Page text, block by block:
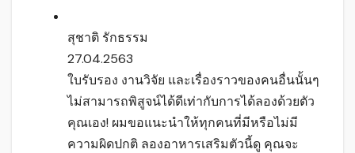
สุชาติ รักธรรม
27.04.2563
ใบรับรอง งานวิจัย และเรื่องราวของคนอื่นนั้นๆ
ไม่สามารถพิสูจน์ได้ดีเท่ากับการได้ลองด้วยตัว
คุณเอง! ผมขอแนะนำให้ทุกคนที่มีหรือไม่มี
ความผิดปกติ ลองอาหารเสริมตัวนี้ดู คุณจะ